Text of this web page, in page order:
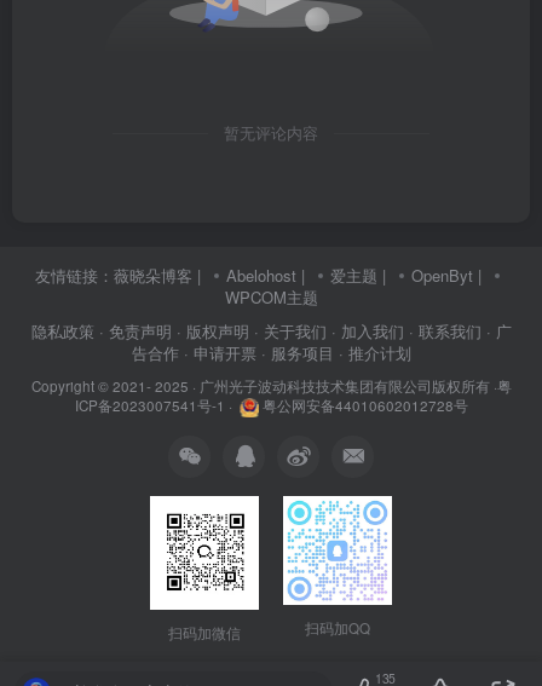
暂无评论内容
友情链接： 薇晓朵博客 | Abelohost | 爱主题 | OpenByt |
WPCOM主题
隐私政策 · 免责声明 · 版权声明 · 关于我们 · 加入我们 · 联系我们 · 广
告合作 · 申请开票 · 服务项目 · 推介计划
Copyright © 2021- 2025 · 广州光子波动科技技术集团有限公司版权所有·粤
ICP备2023007541号-1 · 粤公网安备44010602012728号
扫码加微信 扫码加QQ
135